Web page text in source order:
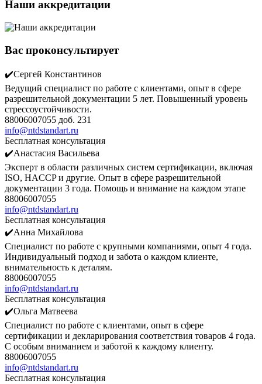
Наши аккредитации
Вас проконсультирует
✔️Сергей Константинов
Ведущий специалист по работе с клиентами, опыт в сфере
разрешительной документации 5 лет. Повышенный уровень
стрессоустойчивости.
88006007055 доб. 231
info@ntdstandart.ru
Бесплатная консультация
✔️Анастасия Васильева
Эксперт в области различных систем сертификации, включая
ISO, HACCP и другие. Опыт в сфере разрешительной
документации 3 года. Помощь и внимание на каждом этапе
88006007055
info@ntdstandart.ru
Бесплатная консультация
✔️Анна Михайлова
Специалист по работе с крупными компаниями, опыт 4 года.
Индивидуальный подход и забота о каждом клиенте,
внимательность к деталям.
88006007055
info@ntdstandart.ru
Бесплатная консультация
✔️Ольга Матвеева
Специалист по работе с клиентами, опыт в сфере
сертификации и декларирования соответствия товаров 4 года.
С особым вниманием и заботой к каждому клиенту.
88006007055
info@ntdstandart.ru
Бесплатная консультация